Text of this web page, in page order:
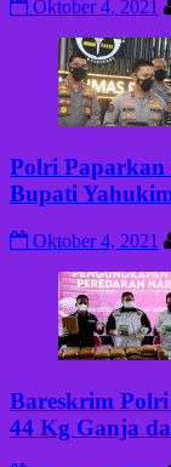
Oktober 4, 2021
Polri
Bupati
Oktober 4, 2021
Bareskrim
44 Kg Ganja